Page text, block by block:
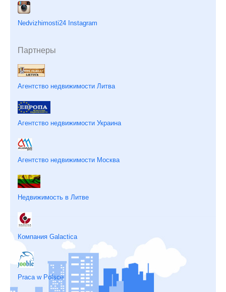
Nedvizhimosti24 Instagram
Партнеры
Агентство недвижимости Литва
Агентство недвижимости Украина
Агентство недвижимости Москва
Недвижимость в Литве
Компания Galactica
Praca w Polsce